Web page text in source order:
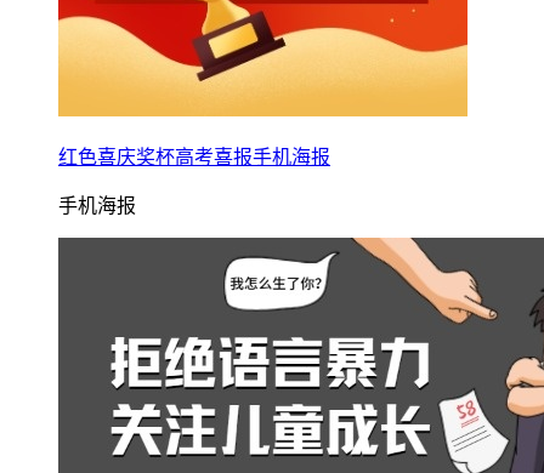
红色喜庆奖杯高考喜报手机海报
手机海报